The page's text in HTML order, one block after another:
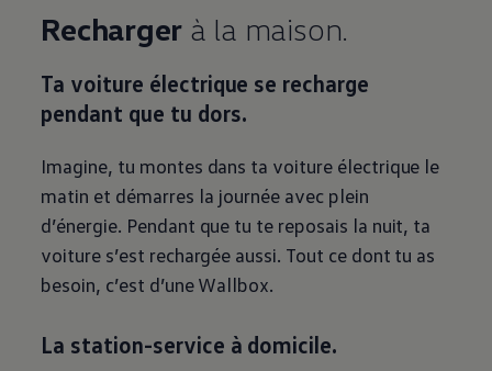
-> Informations sur les pneumatiques
-> Garantie
-> Mises à jour logicielles
ID. Mise à jour du logiciel
Mise à jour GPS
-> Rappel de sécurité des airbags Takata
-> Payez votre parking
Innovations Volkswagen
Options numériques
Connecter un téléphone mobile au véhicule
Trouver des services pour votre modèle
Mises à jour pour les logiciels, les cartes et la
Applications Volkswagen, connexion et
Réseau Volkswagen Luxembourg
Liste des concessionnaires
Recharger à la maison.
Ta voiture électrique se recharge
pendant que tu dors.
Imagine, tu montes dans ta voiture électrique le
matin et démarres la journée avec plein
d’énergie. Pendant que tu te reposais la nuit, ta
voiture s’est rechargée aussi. Tout ce dont tu as
besoin, c’est d’une Wallbox.
La station-service à domicile.